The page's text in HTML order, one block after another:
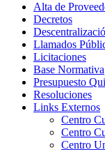
Alta de
Decretos
Llamados
Licitaciones
Base Normativa
Presupuesto
Resoluciones
Links Externos
Centro
Centro
Centro